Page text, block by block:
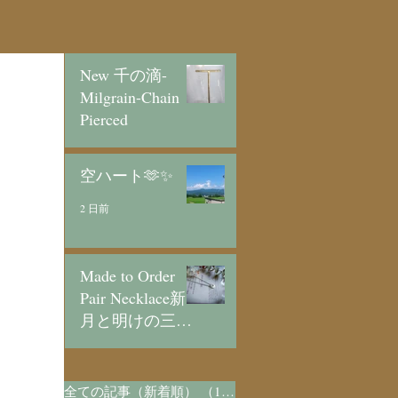
New 千の滴-
Milgrain-Chain
Pierced
7 時間前
空ハート🫶✨
2 日前
Made to Order
Pair Necklace新
月と明けの三日
3 日前
全ての記事（新着順） （1,073）